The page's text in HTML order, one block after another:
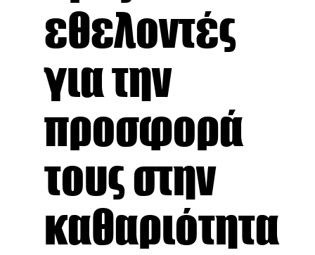
εθελοντές
για την
προσφορά
τους στην
καθαριότητα